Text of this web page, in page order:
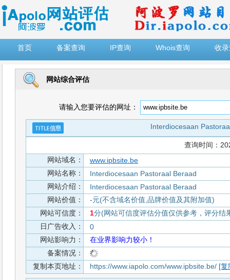
首页
备案查询 IP查询 Whois查询 收
网站综合评估
请输入您要评估的网址：
Interdiocesaan
查询时间：
网站域名：
www.ipbsite.be
网站名称：
Interdiocesaan Pastoraal Beraad
网站介绍：
Interdiocesaan Pastoraal Beraad
网站价值：
-元(不含域名价值,品牌价值及其附加值)
网站可信度：
1分(网站可信度评估分值仅供参考，评分结
日广告收入：
0
网站影响力：
在业界影响力较小！
备案情况：
复制本页地址：
https://www.iapolo.com/www.ipbsite.be/ [复